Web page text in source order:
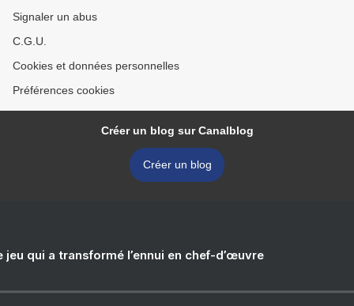
Signaler un abus
C.G.U.
Cookies et données personnelles
Préférences cookies
Créer un blog sur Canalblog
Créer un blog
jeu qui a transformé l’ennui en chef-d’œuvre